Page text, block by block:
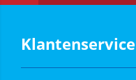
Klantenservice